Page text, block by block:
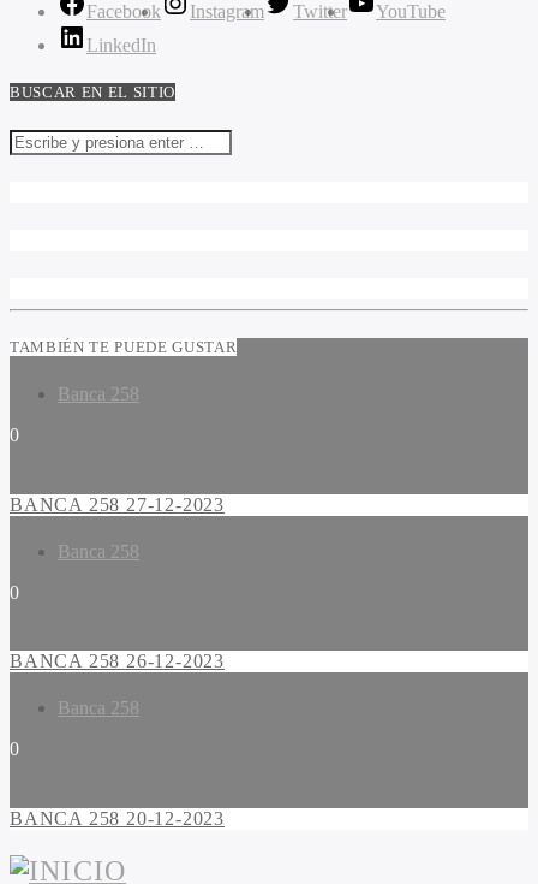
Facebook Instagram Twitter
YouTube
LinkedIn
BUSCAR EN EL SITIO
TAMBIÉN TE PUEDE GUSTAR
Banca 258
0
BANCA 258 27-12-2023
Banca 258
0
BANCA 258 26-12-2023
Banca 258
0
BANCA 258 20-12-2023